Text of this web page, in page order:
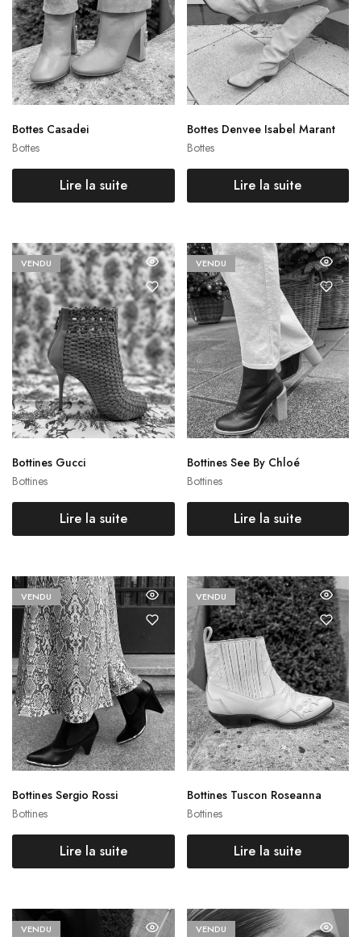
Bottes
Bottes Casadei
Lire la suite
Bottes
Bottes Denvee Isabel Marant
Lire la suite
VENDU
Bottines
Bottines Gucci
Lire la suite
VENDU
Bottines
Bottines See By Chloé
Lire la suite
VENDU
Bottines
Bottines Sergio Rossi
Lire la suite
VENDU
Bottines
Bottines Tuscon Roseanna
Lire la suite
VENDU VENDU